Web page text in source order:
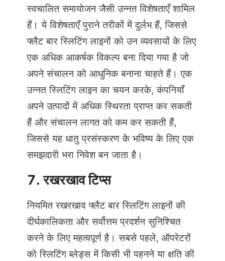
स्वचालित समायोजन जैसी उन्नत विशेषताएँ शामिल
हैं। ये विशेषताएँ पुराने तरीकों में दुर्लभ हैं, जिससे
फ्लैट बार स्लिटिंग लाइनों को उन व्यवसायों के लिए
एक अधिक आकर्षक विकल्प बना दिया गया है जो
अपने संचालन को आधुनिक बनाना चाहते हैं। एक
उन्नत स्लिटिंग लाइन का चयन करके, कंपनियाँ
अपने उत्पादों में अधिक स्थिरता प्राप्त कर सकती
हैं और संचालन लागत को कम कर सकती हैं,
जिससे यह धातु प्रसंस्करण के भविष्य के लिए एक
समझदारी भरा निवेश बन जाता है।
7. रखरखाव टिप्स
नियमित रखरखाव फ्लैट बार स्लिटिंग लाइनों की
दीर्घकालिकता और सर्वोत्तम प्रदर्शन सुनिश्चित
करने के लिए महत्वपूर्ण है। सबसे पहले, ऑपरेटरों
को स्लिटिंग ब्लेड्स में किसी भी पहनने या क्षति की